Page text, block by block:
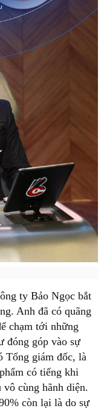
ty Bảo Ngọc bắt
Anh đã có quãng
chạm tới những
đóng góp vào sự
Tổng giám đốc, là
có tiếng khi
cùng hãnh diện.
còn lại là do sự